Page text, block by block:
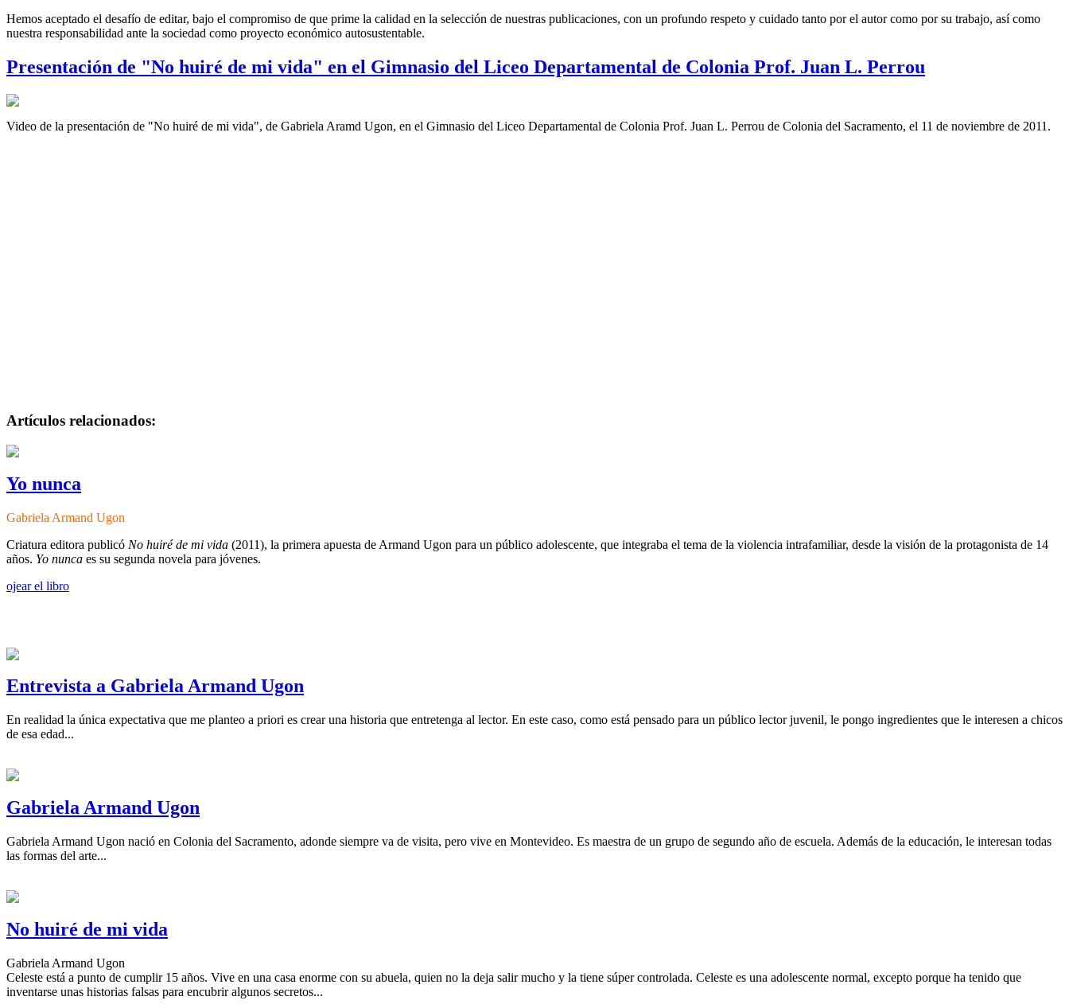
Hemos aceptado el desafío de editar, bajo el compromiso de que prime la calidad en la selección de nuestras publicaciones, con un profundo respeto y cuidado tanto por el autor como por su trabajo, así como
nuestra responsabilidad ante la sociedad como proyecto económico autosustentable.
Presentación de "No huiré de mi vida" en el Gimnasio del Liceo Departamental de Colonia Prof. Juan L. Perrou
Video de la presentación de "No huiré de mi vida", de Gabriela Aramd Ugon, en el Gimnasio del Liceo Departamental de Colonia Prof. Juan L. Perrou de Colonia del Sacramento, el 11 de noviembre de 2011.
Artículos relacionados:
Yo nunca
Gabriela Armand Ugon
Criatura editora publicó No huiré de mi vida (2011), la primera apuesta de Armand Ugon para un público adolescente, que integraba el tema de la violencia intrafamiliar, desde la visión de la protagonista de 14
años. Yo nunca es su segunda novela para jóvenes.
ojear el libro
Entrevista a Gabriela Armand Ugon
En realidad la única expectativa que me planteo a priori es crear una historia que entretenga al lector. En este caso, como está pensado para un público lector juvenil, le pongo ingredientes que le interesen a chicos
de esa edad...
Gabriela Armand Ugon
Gabriela Armand Ugon nació en Colonia del Sacramento, adonde siempre va de visita, pero vive en Montevideo. Es maestra de un grupo de segundo año de escuela. Además de la educación, le interesan todas
las formas del arte...
No huiré de mi vida
Gabriela Armand Ugon
Celeste está a punto de cumplir 15 años. Vive en una casa enorme con su abuela, quien no la deja salir mucho y la tiene súper controlada. Celeste es una adolescente normal, excepto porque ha tenido que
inventarse unas historias falsas para encubrir algunos secretos...